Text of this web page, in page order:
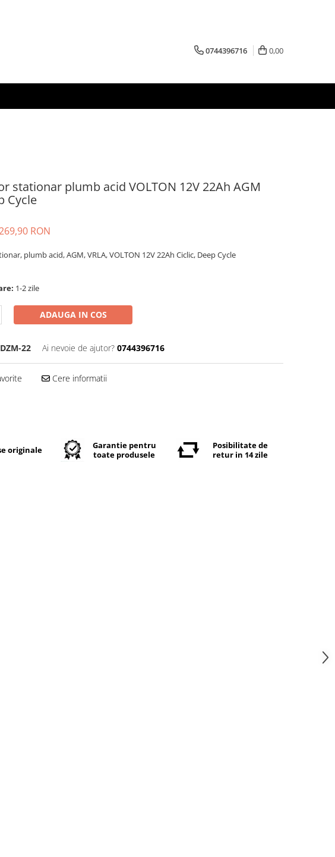
0744396716 0,00
stationar plumb acid VOLTON 12V 22Ah AGM
Cycle
RON
plumb acid, AGM, VRLA, VOLTON 12V 22Ah Ciclic, Deep Cycle
1-2 zile
ADAUGA IN COS
22 Ai nevoie de ajutor? 0744396716
Cere informatii
originale
Garantie pentru
toate produsele
Posibilitate de
retur in 14 zile